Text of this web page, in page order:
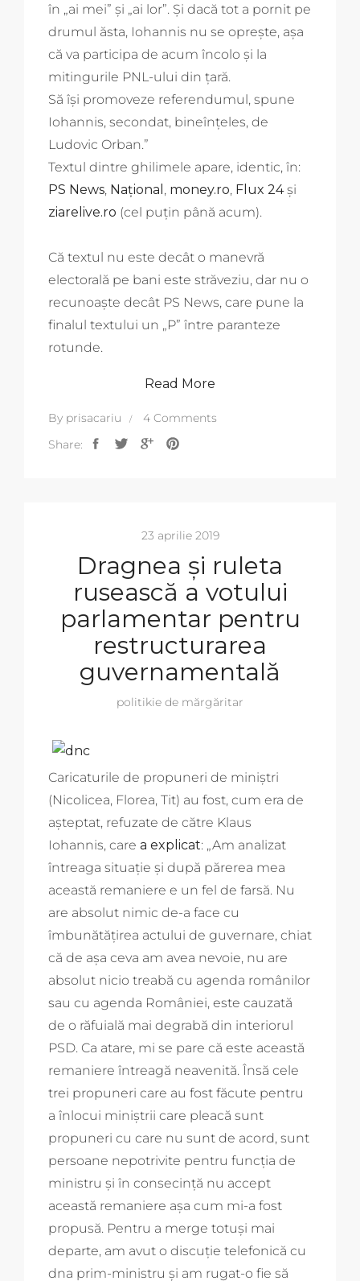
în „ai mei” și „ai lor”. Și dacă tot a pornit pe
drumul ăsta, Iohannis nu se oprește, așa
că va participa de acum încolo și la
mitingurile PNL-ului din țară.
Să își promoveze referendumul, spune
Iohannis, secondat, bineînțeles, de
Ludovic Orban.”
Textul dintre ghilimele apare, identic, în:
PS News, Național , money.ro, Flux 24și
ziarelive.ro (cel puțin până acum).
Că textul nu este decât o manevră
electorală pe bani este străveziu, dar nu o
recunoaște decât PS News, care pune la
finalul textului un „P” între paranteze
rotunde.
Read More
By prisacariu
4 Comments
Share:
23 aprilie 2019
Dragnea și ruleta
rusească a votului
parlamentar pentru
restructurarea
guvernamentală
politikie de mărgăritar
Caricaturile de propuneri de miniștri
(Nicolicea, Florea, Tit) au fost, cum era de
așteptat, refuzate de către Klaus
Iohannis, care a explicat: „Am analizat
întreaga situaţie şi după părerea mea
această remaniere e un fel de farsă. Nu
are absolut nimic de-a face cu
îmbunătăţirea actului de guvernare, chiat
că de aşa ceva am avea nevoie, nu are
absolut nicio treabă cu agenda românilor
sau cu agenda României, este cauzată
de o răfuială mai degrabă din interiorul
PSD. Ca atare, mi se pare că este această
remaniere întreagă neavenită. Însă cele
trei propuneri care au fost făcute pentru
a înlocui miniştrii care pleacă sunt
propuneri cu care nu sunt de acord, sunt
persoane nepotrivite pentru funcţia de
ministru şi în consecinţă nu accept
această remaniere aşa cum mi-a fost
propusă. Pentru a merge totuşi mai
departe, am avut o discuţie telefonică cu
dna prim-ministru şi am rugat-o fie să